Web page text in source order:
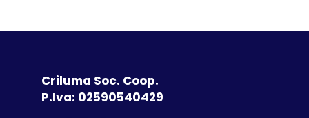
Criluma Soc. Coop.
P.Iva: 02590540429